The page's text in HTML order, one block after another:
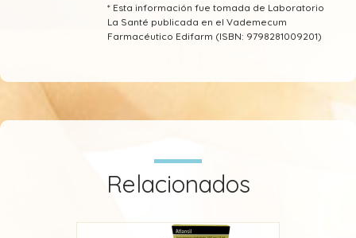
* Esta información fue tomada de Laboratorio
La Santé publicada en el Vademecum
Farmacéutico Edifarm (ISBN: 9798281009201)
Relacionados